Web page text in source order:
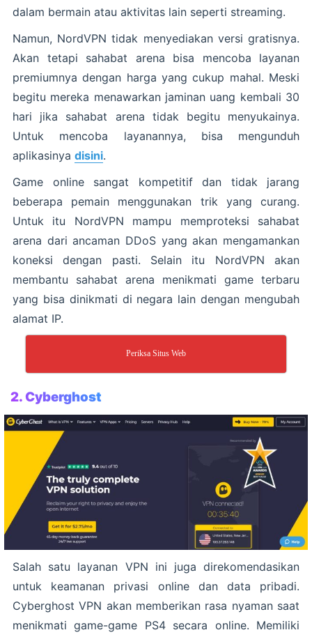
dalam bermain atau aktivitas lain seperti streaming.
Namun, NordVPN tidak menyediakan versi gratisnya.
Akan tetapi sahabat arena bisa mencoba layanan
premiumnya dengan harga yang cukup mahal. Meski
begitu mereka menawarkan jaminan uang kembali 30
hari jika sahabat arena tidak begitu menyukainya.
Untuk mencoba layanannya, bisa mengunduh
aplikasinya disini.
Game online sangat kompetitif dan tidak jarang
beberapa pemain menggunakan trik yang curang.
Untuk itu NordVPN mampu memproteksi sahabat
arena dari ancaman DDoS yang akan mengamankan
koneksi dengan pasti. Selain itu NordVPN akan
membantu sahabat arena menikmati game terbaru
yang bisa dinikmati di negara lain dengan mengubah
alamat IP.
Periksa Situs Web
2. Cyberghost
Salah satu layanan VPN ini juga direkomendasikan
untuk keamanan privasi online dan data pribadi.
Cyberghost VPN akan memberikan rasa nyaman saat
menikmati game-game PS4 secara online. Memiliki